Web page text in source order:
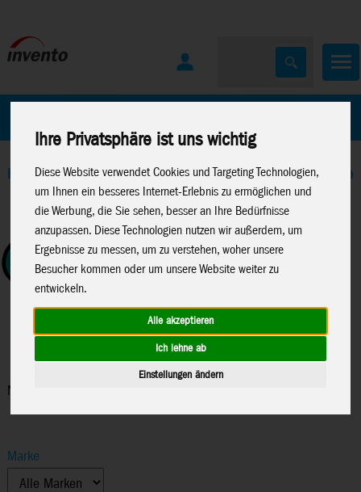
Ihre Privatsphäre ist uns wichtig
Diese Website verwendet Cookies und Targeting Technologien,
um Ihnen ein besseres Internet-Erlebnis zu ermöglichen und
die Werbung, die Sie sehen, besser an Ihre Bedürfnisse
anzupassen. Diese Technologien nutzen wir außerdem, um
Ergebnisse zu messen, um zu verstehen, woher unsere
Besucher kommen oder um unsere Website weiter zu
entwickeln.
Alle akzeptieren
Ich lehne ab
Einstellungen ändern
Home>Neuheiten 2026>Neuheiten 01-26>Neuheiten Moose
Toys FJ 2026
Neuheiten Moose Toys FJ 2026
Marke